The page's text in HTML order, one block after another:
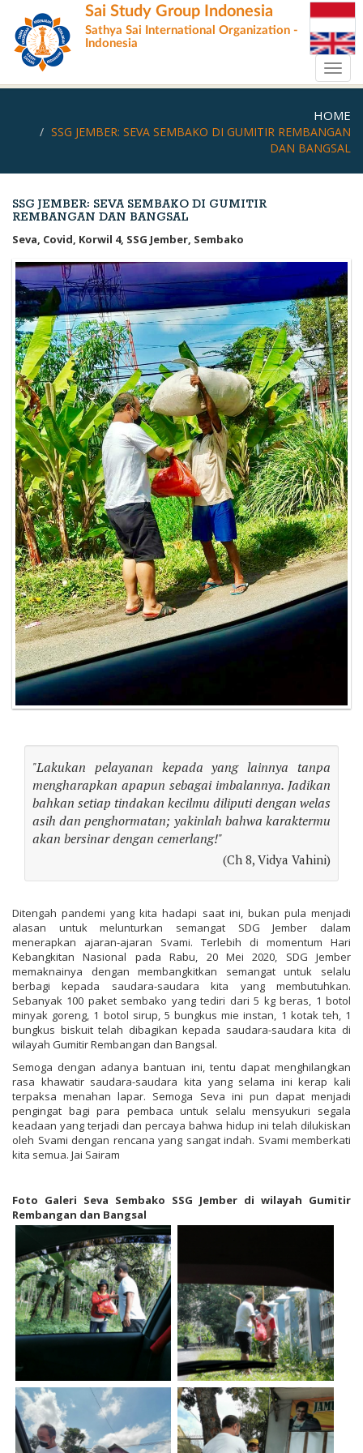
main
content
Sai Study Group Indonesia
Sathya Sai International Organization -
Indonesia
HOME
SSG JEMBER: SEVA SEMBAKO DI GUMITIR REMBANGAN
DAN BANGSAL
SSG JEMBER: SEVA SEMBAKO DI GUMITIR
REMBANGAN DAN BANGSAL
Seva, Covid, Korwil 4, SSG Jember, Sembako
"Lakukan pelayanan kepada yang lainnya tanpa
mengharapkan apapun sebagai imbalannya. Jadikan
bahkan setiap tindakan kecilmu diliputi dengan welas
asih dan penghormatan; yakinlah bahwa karaktermu
akan bersinar dengan cemerlang!"
(Ch 8, Vidya Vahini)
Ditengah pandemi yang kita hadapi saat ini, bukan pula menjadi
alasan untuk melunturkan semangat SDG Jember dalam
menerapkan ajaran-ajaran Svami. Terlebih di momentum Hari
Kebangkitan Nasional pada Rabu, 20 Mei 2020, SDG Jember
memaknainya dengan membangkitkan semangat untuk selalu
berbagi kepada saudara-saudara kita yang membutuhkan.
Sebanyak 100 paket sembako yang tediri dari 5 kg beras, 1 botol
minyak goreng, 1 botol sirup, 5 bungkus mie instan, 1 kotak teh, 1
bungkus biskuit telah dibagikan kepada saudara-saudara kita di
wilayah Gumitir Rembangan dan Bangsal.
Semoga dengan adanya bantuan ini, tentu dapat menghilangkan
rasa khawatir saudara-saudara kita yang selama ini kerap kali
terpaksa menahan lapar. Semoga Seva ini pun dapat menjadi
pengingat bagi para pembaca untuk selalu mensyukuri segala
keadaan yang terjadi dan percaya bahwa hidup ini telah dilukiskan
oleh Svami dengan rencana yang sangat indah. Svami memberkati
kita semua. Jai Sairam
Foto Galeri Seva Sembako SSG Jember di wilayah Gumitir
Rembangan dan Bangsal